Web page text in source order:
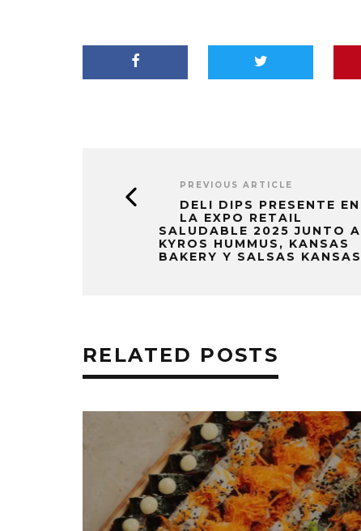
PREVIOUS ARTICLE
DELI DIPS PRESENTE EN
LA EXPO RETAIL
SALUDABLE 2025 JUNTO A
KYROS HUMMUS, KANSAS
BAKERY Y SALSAS KANSAS
RELATED POSTS